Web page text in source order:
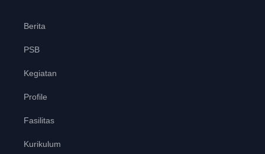
Berita
PSB
Kegiatan
Profile
Fasilitas
Kurikulum